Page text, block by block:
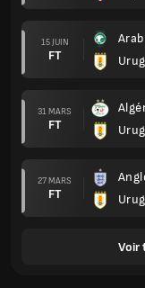
15 JUIN
FT
31 MARS
FT
27 MARS
FT
Voir